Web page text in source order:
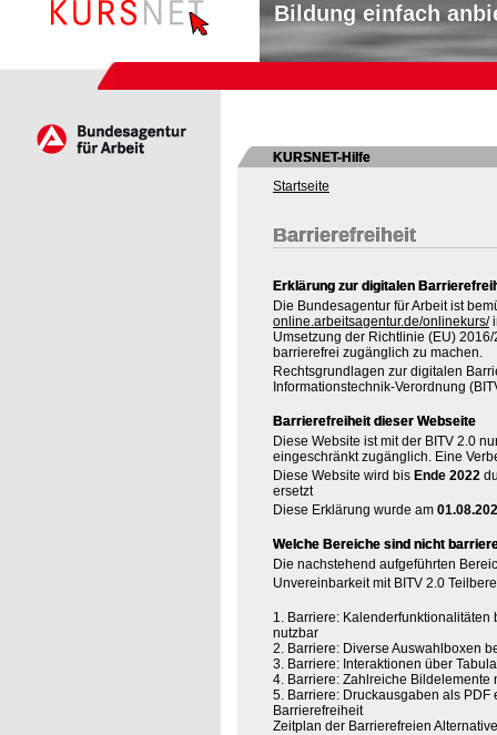
Bildung einfach
KURSNET-Hilfe
Startseite
Barrierefreiheit
Erklärung zur digitalen
Die Bundesagentur für Arbeit ist
online.arbeitsagentur.de/onlinekurs/
Umsetzung der Richtlinie (EU)
barrierefrei zugänglich zu machen.
Rechtsgrundlagen zur digitalen
Informationstechnik-Verordnung
Barrierefreiheit dieser Webseite
Diese Website ist mit der BITV 2.0
eingeschränkt zugänglich. Eine
Diese Website wird bis Ende 2022
ersetzt
Diese Erklärung wurde am
Welche Bereiche sind nicht
Die nachstehend aufgeführten
Unvereinbarkeit mit BITV 2.0
1. Barriere:
nutzbar
2. Barriere: Diverse Auswahlboxen
3. Barriere: Interaktionen über
4. Barriere: Zahlreiche
5. Barriere: Druckausgaben als
Barrierefreiheit
Zeitplan der Barrierefreien